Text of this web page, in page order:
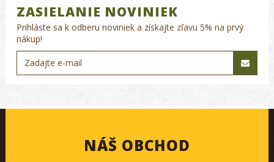
ZASIELANIE NOVINIEK
Prihláste sa k odberu noviniek a získajte zľavu 5% na prvý
nákup!
NÁŠ OBCHOD